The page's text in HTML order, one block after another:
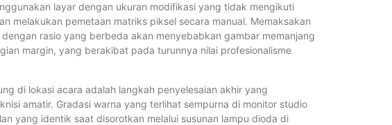
layar dengan ukuran modifikasi yang tidak mengikuti
melakukan pemetaan matriks piksel secara manual. Memaksakan
rasio yang berbeda akan menyebabkan gambar memanjang
margin, yang berakibat pada turunnya nilai profesionalisme
di lokasi acara adalah langkah penyelesaian akhir yang
amatir. Gradasi warna yang terlihat sempurna di monitor studio
yang identik saat disorotkan melalui susunan lampu dioda di